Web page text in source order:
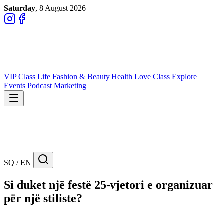
Saturday, 8 August 2026
VIP Class Life Fashion & Beauty Health Love Class Explore
Events Podcast Marketing
SQ / EN
Si duket një festë 25-vjetori e organizuar
për një stiliste?